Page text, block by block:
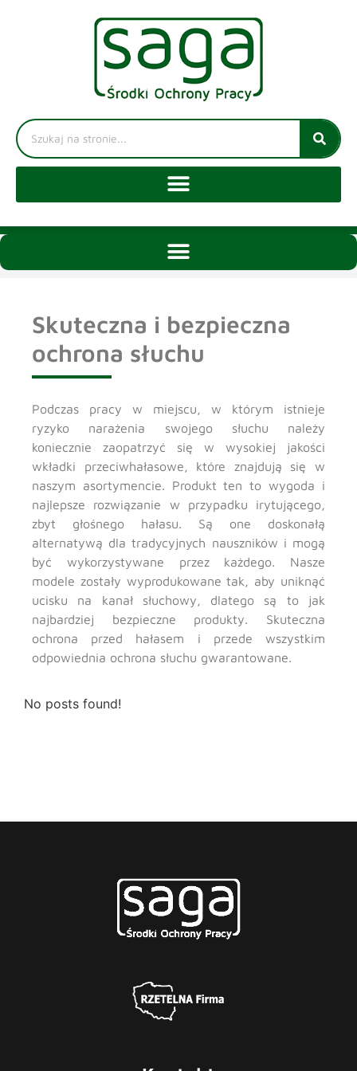
Skuteczna i bezpieczna
ochrona słuchu
Podczas pracy w miejscu, w którym istnieje
ryzyko narażenia swojego słuchu należy
koniecznie zaopatrzyć się w wysokiej jakości
wkładki przeciwhałasowe, które znajdują się w
naszym asortymencie. Produkt ten to wygoda i
najlepsze rozwiązanie w przypadku irytującego,
zbyt głośnego hałasu. Są one doskonałą
alternatywą dla tradycyjnych nauszników i mogą
być wykorzystywane przez każdego. Nasze
modele zostały wyprodukowane tak, aby uniknąć
ucisku na kanał słuchowy, dlatego są to jak
najbardziej bezpieczne produkty. Skuteczna
ochrona przed hałasem i przede wszystkim
odpowiednia ochrona słuchu gwarantowane.
No posts found!